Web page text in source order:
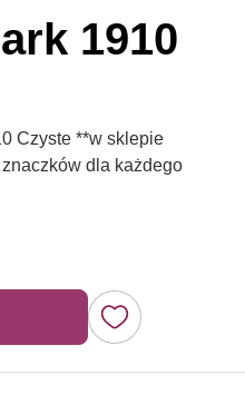
1910
Czyste **w sklepie
dla każdego